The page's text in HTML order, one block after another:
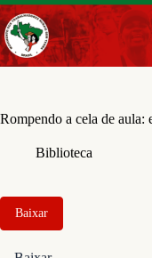
Pular
para
o
conteúdo
Rompendo a cela de aula:
Biblioteca
Baixar